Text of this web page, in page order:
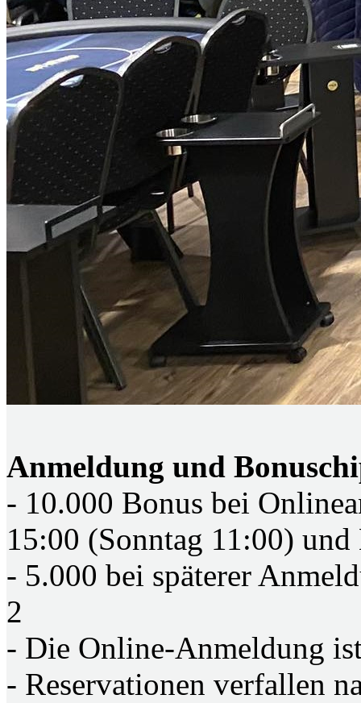
Anmeldung und
- 10.000 Bonus bei
15:00 (Sonntag 11:00)
- 5.000 bei späterer
2
- Die Online-Anmeldung
- Reservationen verfallen